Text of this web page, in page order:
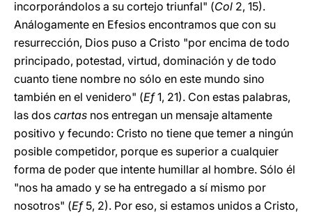
incorporándolos a su cortejo triunfal" (Col 2, 15).
Análogamente en Efesios encontramos que con su
resurrección, Dios puso a Cristo "por encima de todo
principado, potestad, virtud, dominación y de todo
cuanto tiene nombre no sólo en este mundo sino
también en el venidero" (Ef1, 21). Con estas palabras,
las dos cartas nos entregan un mensaje altamente
positivo y fecundo: Cristo no tiene que temer a ningún
posible competidor, porque es superior a cualquier
forma de poder que intente humillar al hombre. Sólo él
"nos ha amado y se ha entregado a sí mismo por
nosotros" (Ef5, 2). Por eso, si estamos unidos a Cristo,